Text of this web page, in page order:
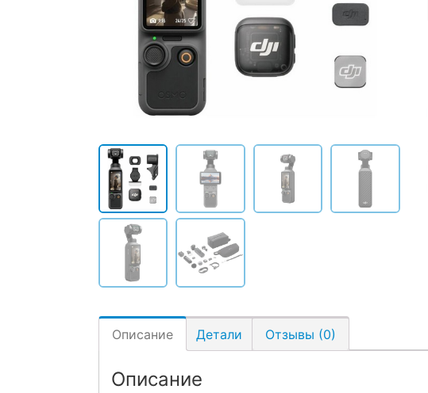
Описание Детали Отзывы (0)
Описание